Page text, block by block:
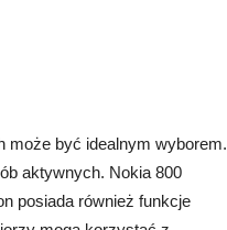
może być idealnym wyborem.
aktywnych. Nokia 800
posiada również funkcje